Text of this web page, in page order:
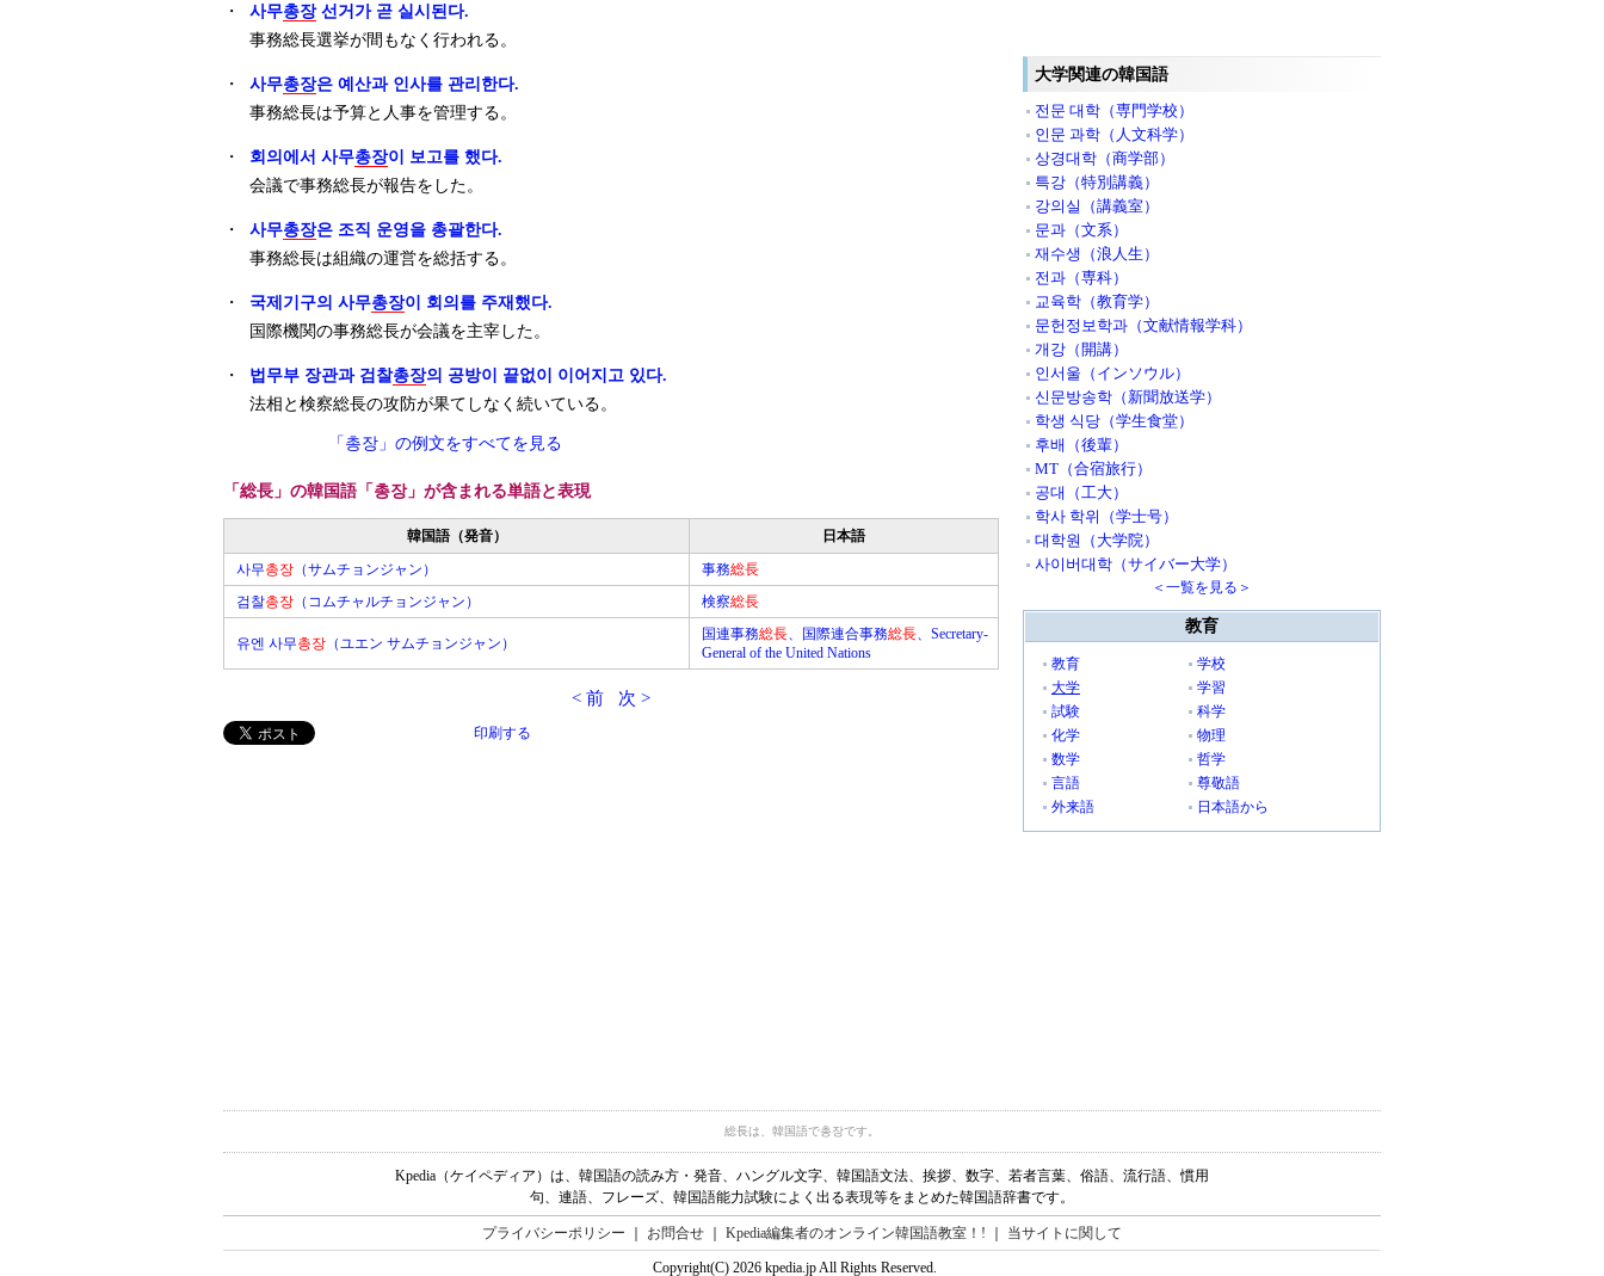
・ 사무총장선거가 곧 실시된다.
事務総長選挙が間もなく行われる。
・ 사무총장은 예산과 인사를 관리한다.
事務総長は予算と人事を管理する。
・ 회의에서 사무총장이 보고를 했다.
会議で事務総長が報告をした。
・ 사무총장은 조직 운영을 총괄한다.
事務総長は組織の運営を総括する。
・ 국제기구의 사무총장이 회의를 주재했다.
国際機関の事務総長が会議を主宰した。
・ 법무부 장관과 검찰총장의 공방이 끝없이 이어지고 있다.
法相と検察総長の攻防が果てしなく続いている。
「총장」の例文をすべてを見る
「総長」の韓国語「총장」が含まれる単語と表現
韓国語（発音）
日本語
사무총장 （サムチョンジャン） 事務総長
검찰총장 （コムチャルチョンジャン） 検察総長
유엔 사무총장 （ユエン サムチョンジャン）
国連事務総長、国際連合事務総長、Secretary-
General of the United Nations
< 前 次 >
印刷する
大学関連の韓国語
전문 대학（専門学校）
인문 과학（人文科学）
상경대학（商学部）
특강（特別講義）
강의실（講義室）
문과（文系）
재수생（浪人生）
전과（専科）
교육학（教育学）
문헌정보학과（文献情報学科）
개강（開講）
인서울（インソウル）
신문방송학（新聞放送学）
학생 식당（学生食堂）
후배（後輩）
MT（合宿旅行）
공대（工大）
학사 학위（学士号）
대학원（大学院）
사이버대학（サイバー大学）
＜一覧を見る＞
教育
教育
学校
大学
学習
試験
科学
化学
物理
数学
哲学
言語
尊敬語
外来語
日本語から
総長は、韓国語で총장です。
Kpedia（ケイペディア）は、韓国語の読み方・発音、ハングル文字、韓国語文法、挨拶、数字、若者言葉、俗語、流行語、慣用
句、連語、フレーズ、韓国語能力試験によく出る表現等をまとめた韓国語辞書です。
プライバシーポリシー お問合せ Kpedia編集者のオンライン韓国語教室！! 当サイトに関して
Copyright(C) 2026 kpedia.jp All Rights Reserved.